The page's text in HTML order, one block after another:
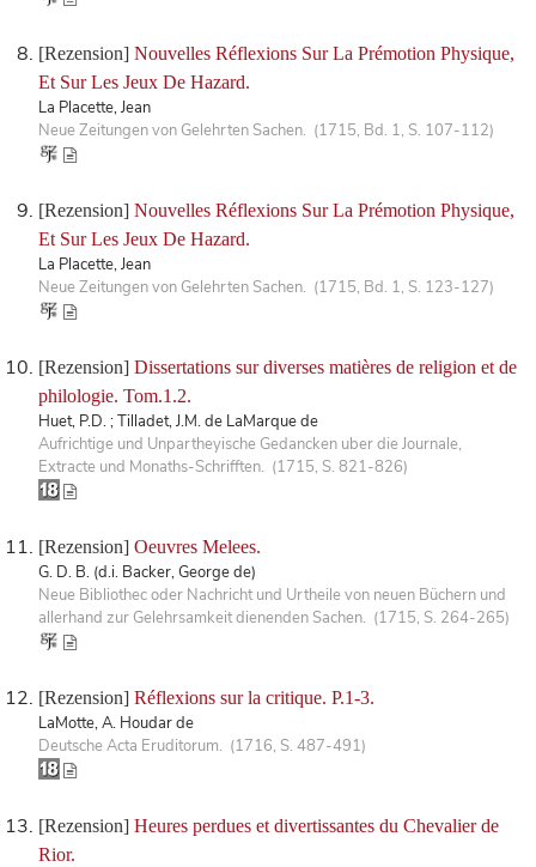
[Rezension] Nouvelles Réflexions Sur La Prémotion Physique,
Et Sur Les Jeux De Hazard.
La Placette, Jean
Neue Zeitungen von Gelehrten Sachen. (1715, Bd. 1, S. 107-112)
[Rezension] Nouvelles Réflexions Sur La Prémotion Physique,
Et Sur Les Jeux De Hazard.
La Placette, Jean
Neue Zeitungen von Gelehrten Sachen. (1715, Bd. 1, S. 123-127)
[Rezension] Dissertations sur diverses matières de religion et de
philologie. Tom.1.2.
Huet, P.D. ; Tilladet, J.M. de LaMarque de
Aufrichtige und Unpartheyische Gedancken uber die Journale,
Extracte und Monaths-Schrifften. (1715, S. 821-826)
[Rezension] Oeuvres Melees.
G. D. B. (d.i. Backer, George de)
Neue Bibliothec oder Nachricht und Urtheile von neuen Büchern und
allerhand zur Gelehrsamkeit dienenden Sachen. (1715, S. 264-265)
[Rezension] Réflexions sur la critique. P.1-3.
LaMotte, A. Houdar de
Deutsche Acta Eruditorum. (1716, S. 487-491)
[Rezension] Heures perdues et divertissantes du Chevalier de
Rior.